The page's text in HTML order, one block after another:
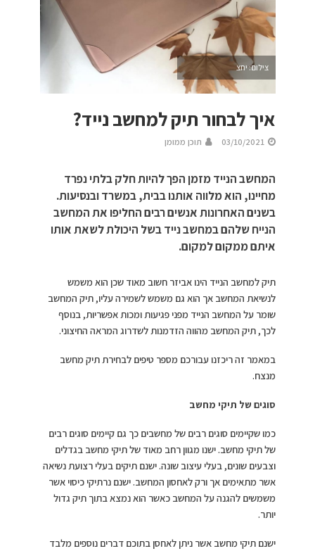
צילום: יחצ
איך לבחור תיק למחשב נייד?
03/10/2021 תוכן ממומן
המחשב הנייד מזמן הפך להיות חלק בלתי נפרד
מחיינו, הוא מלווה אותנו בבית, במשרד ובנסיעות.
בשנים האחרונות אנשים רבים החליפו את המחשב
הנייח שלהם במחשב נייד בשל היכולת לשאת אותו
איתם ממקום למקום.
תיק למחשב הנייד הינו אביזר חשוב מאוד שכן הוא משמש
לנשיאת המחשב אך הוא גם משמש לשמירה עליו, תיק המחשב
שומר על המחשב הנייד מפני פגיעות ומכות אפשריות, בנוסף
לכך, תיק המחשב מהווה הזדמנות לשדרוג המראה החיצוני.
במאמר זה ריכזנו עבורכם מספר טיפים לבחירת תיק מחשב
מנצח.
סוגים של תיקי מחשב
כמו שקיימים סוגים רבים של מחשבים כך גם קיימים סוגים רבים
של תיקי מחשב. ישנו מגוון רחב מאוד של תיקי מחשב בגדלים
וצבעים שונים, בעלי עיצוב שונה. ישנם תיקים בעלי רצועת נשיאה
אשר מתאימים אך ורק לאחסון המחשב. ישנם נרתיקי כיסוי אשר
משמשים להגנה על המחשב כאשר הוא נמצא בתוך תיק גדול
יותר.
ישנם תיקי מחשב אשר ניתן לאחסן בתוכם דברים נוספים מלבד